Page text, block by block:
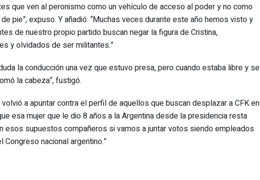
que ven al peronismo como un vehículo de acceso al poder y no como
pie”, expuso. Y añadió: “Muchas veces durante este año hemos visto y
de nuestro propio partido buscan negar la figura de Cristina,
y olvidados de ser militantes.”
la conducción una vez que estuvo presa, pero cuando estaba libre y se
la cabeza“, fustigó.
a apuntar contra el perfil de aquellos que buscan desplazar a CFK en
esa mujer que le dio 8 años a la Argentina desde la presidencia resta
esos supuestos compañeros si vamos a juntar votos siendo empleados
nacional argentino.”